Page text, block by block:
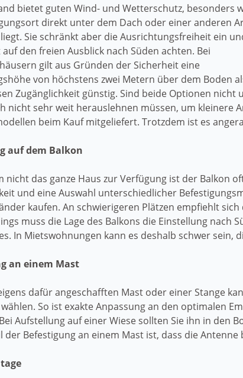
bietet guten Wind- und Wetterschutz, besonders
direkt unter dem Dach oder einer anderen
Sie schränkt aber die Ausrichtungsfreiheit ein
auf den freien Ausblick nach Süden achten. Bei
gilt aus Gründen der Sicherheit eine
von höchstens zwei Metern über dem Boden
Zugänglichkeit günstig. Sind beide Optionen nicht
nicht sehr weit herauslehnen müssen, um
beim Kauf mitgeliefert. Trotzdem ist es
auf dem Balkon
nicht das ganze Haus zur Verfügung ist der Balkon
und eine Auswahl unterschiedlicher
kaufen. An schwierigeren Plätzen empfiehlt
muss die Lage des Balkons die Einstellung
In Mietswohnungen kann es deshalb schwer
an einem Mast
dafür angeschafften Mast oder einer Stange
So ist exakte Anpassung an den optimalen
Aufstellung auf einer Wiese sollten Sie ihn in den
der Befestigung an einem Mast ist, dass die